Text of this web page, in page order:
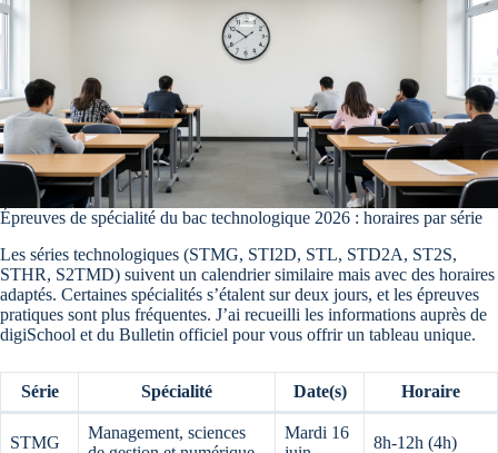
Épreuves de spécialité du bac technologique 2026 : horaires par série
Les séries technologiques (STMG, STI2D, STL, STD2A, ST2S,
STHR, S2TMD) suivent un calendrier similaire mais avec des horaires
adaptés. Certaines spécialités s’étalent sur deux jours, et les épreuves
pratiques sont plus fréquentes. J’ai recueilli les informations auprès de
digiSchool et du Bulletin officiel pour vous offrir un tableau unique.
Série Spécialité Date(s) Horaire
STMG
Management, sciences
Mardi 16
8h-12h (4h)